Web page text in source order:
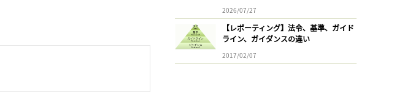
2026/07/27
【レポーティング】法令、基準、ガイド
ライン、ガイダンスの違い
2017/02/07